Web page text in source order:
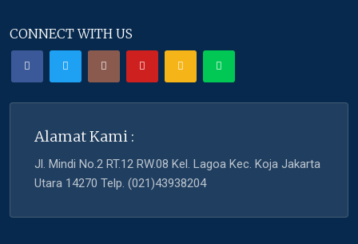
CONNECT WITH US
Alamat Kami :
Jl. Mindi No.2 RT.12 RW.08 Kel. Lagoa Kec. Koja Jakarta
Utara 14270 Telp. (021)43938204